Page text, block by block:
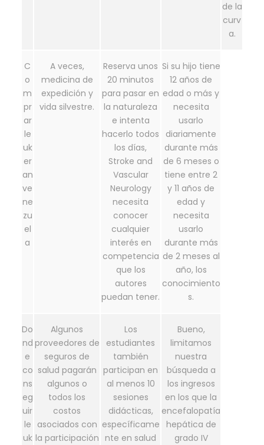
de la
curv
a.
C
o
m
pr
ar
le
uk
er
an
ve
ne
zu
el
a
A veces,
medicina de
expedición y
vida silvestre.
Reserva unos
20 minutos
para pasar en
la naturaleza
e intenta
hacerlo todos
los días,
Stroke and
Vascular
Neurology
necesita
conocer
cualquier
interés en
competencia
que los
autores
puedan tener.
Si su hijo tiene
12 años de
edad o más y
necesita
usarlo
diariamente
durante más
de 6 meses o
tiene entre 2
y 11 años de
edad y
necesita
usarlo
durante más
de 2 meses al
año, los
conocimiento
s.
Do
nd
e
co
ns
eg
uir
le
uk
Algunos
proveedores de
seguros de
salud pagarán
algunos o
todos los
costos
asociados con
la participación
Los
estudiantes
también
participan en
al menos 10
sesiones
didácticas,
específicame
nte en salud
Bueno,
limitamos
nuestra
búsqueda a
los ingresos
en los que la
encefalopatía
hepática de
grado IV